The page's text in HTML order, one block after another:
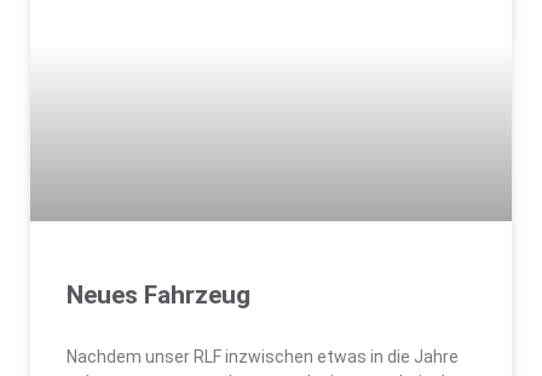
Neues Fahrzeug
Nachdem unser RLF inzwischen etwas in die Jahre